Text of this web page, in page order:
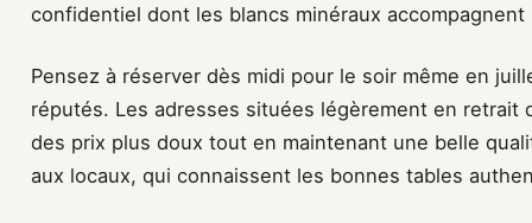
confidentiel dont les blancs minéraux
Pensez à réserver dès midi pour le soir même en
réputés. Les adresses situées légèrement en
des prix plus doux tout en maintenant une belle
aux locaux, qui connaissent les bonnes tables